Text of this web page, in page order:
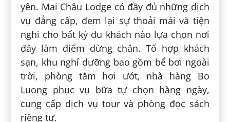
yên. Mai Châu Lodge có đầy đủ những dịch
vụ đẳng cấp, đem lại sự thoải mái và tiện
nghi cho bất kỳ du khách nào lựa chọn nơi
đây làm điểm dừng chân. Tổ hợp khách
sạn, khu nghỉ dưỡng bao gồm bể bơi ngoài
trời, phòng tắm hơi ướt, nhà hàng Bo
Luong phục vụ bữa tự chọn hàng ngày,
cung cấp dịch vụ tour và phòng đọc sách
riêng tư.